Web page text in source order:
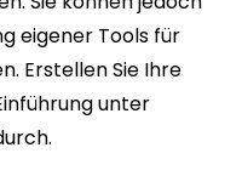
eigener Tools für
Erstellen Sie Ihre
unter